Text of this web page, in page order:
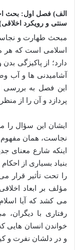
الف) فصل اول: بحث
سنتی و رویکرد
مبحث طهارت و
اسلامی است که هر
دارد؛ از پاکیزگی
آشامیدنی ها و آب
این فصل به
پردازد و آن را از
ایشان این سؤال
نجاست، همان مفهوم
اینکه شارع معنای
بنیاد بسیاری از
را تحت تأثیر قرار
مؤلف بر ابعاد
می کشد که آیا
رفتاری با دیگران،
خواندن انسان هایی
و در دلشان نفرت و